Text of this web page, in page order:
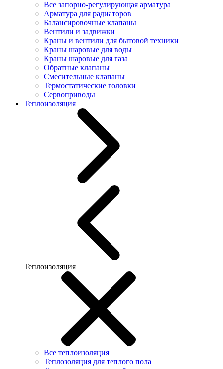
Все запорно-регулирующая арматура
Арматура для радиаторов
Балансировочные клапаны
Вентили и задвижки
Краны и вентили для бытовой техники
Краны шаровые для воды
Краны шаровые для газа
Обратные клапаны
Смесительные клапаны
Термостатические головки
Сервоприводы
Теплоизоляция
Теплоизоляция
Все теплоизоляция
Теплозоляция для теплого пола